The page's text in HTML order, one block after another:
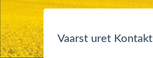
Vaarst uret Kontakt